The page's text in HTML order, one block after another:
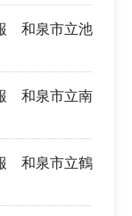
和泉市立池
和泉市立南
和泉市立鶴